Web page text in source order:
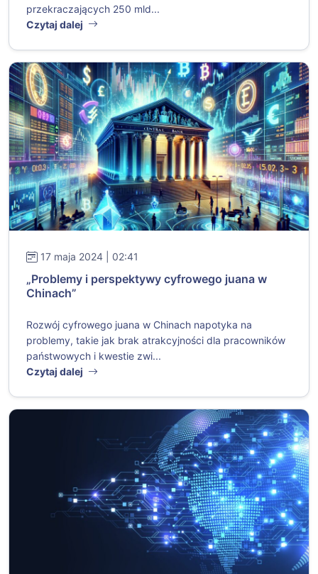
przekraczających 250 mld...
Czytaj dalej
17 maja 2024 | 02:41
„Problemy i perspektywy cyfrowego juana w
Chinach”
Rozwój cyfrowego juana w Chinach napotyka na
problemy, takie jak brak atrakcyjności dla pracowników
państwowych i kwestie zwi...
Czytaj dalej